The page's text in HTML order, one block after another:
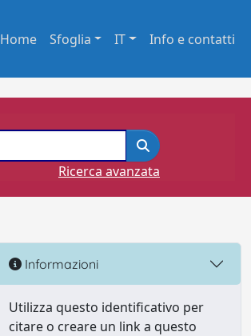
Home Sfoglia IT Info e contatti
Ricerca avanzata
Informazioni
Utilizza questo identificativo per
citare o creare un link a questo